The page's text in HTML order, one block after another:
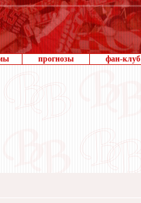
прогнозы фан-клуб